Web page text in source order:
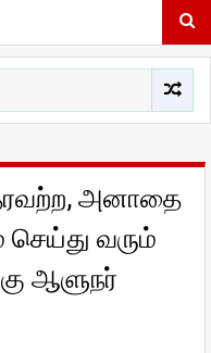
அனாதை
வரும்
ஆளுநர்